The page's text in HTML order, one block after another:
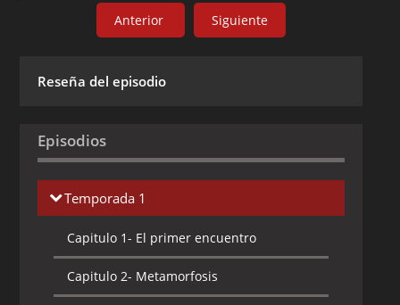
Anterior Siguiente
Reseña del episodio
Episodios
Temporada 1
Capitulo 1- El primer encuentro
Capitulo 2- Metamorfosis